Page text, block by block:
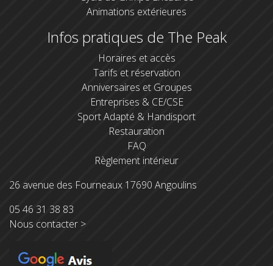
Animations extérieures
Infos pratiques de The Peak
Horaires et accès
Tarifs et réservation
Anniversaires et Groupes
Entreprises & CE/CSE
Sport Adapté & Handisport
Restauration
FAQ
Règlement intérieur
26 avenue des Fourneaux 17690 Angoulins
05 46 31 38 83
Nous contacter >